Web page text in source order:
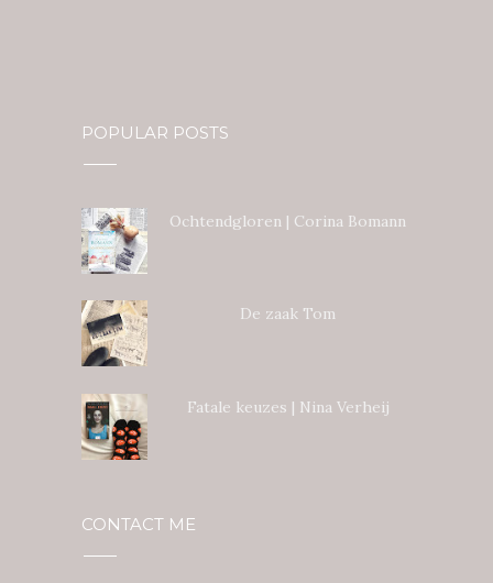
POPULAR POSTS
Ochtendgloren | Corina Bomann
De zaak Tom
Fatale keuzes | Nina Verheij
CONTACT ME